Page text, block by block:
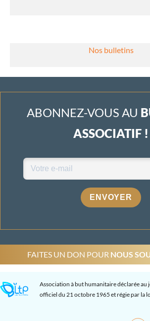
Nos bulletins
ABONNEZ-VOUS AU
ASSOCIATIF !
ENVOYER
FAITES UN DON POUR NOUS
Association à but humanitaire déclarée au
officiel du 21 octobre 1965 et régie par la